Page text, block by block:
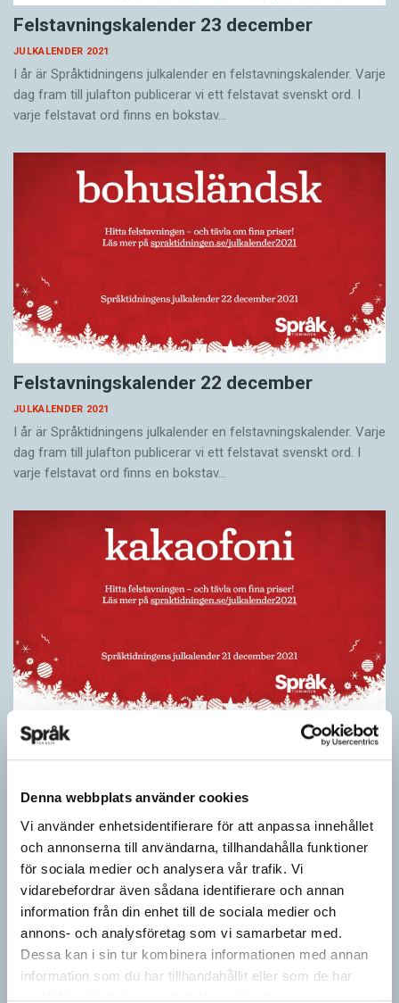
Denna webbplats använder cookies
Vi använder enhetsidentifierare för att anpassa innehållet
och annonserna till användarna, tillhandahålla funktioner
för sociala medier och analysera vår trafik. Vi
vidarebefordrar även sådana identifierare och annan
information från din enhet till de sociala medier och
annons- och analysföretag som vi samarbetar med.
Dessa kan i sin tur kombinera informationen med annan
information som du har tillhandahållit eller som de har
samlat in när du har använt deras tjänster.
Felstavningskalender 23 december
JULKALENDER 2021
I år är Språktidningens julkalender en felstavningskalender. Varje
dag fram till julafton publicerar vi ett felstavat svenskt ord. I
varje felstavat ord finns en bokstav…
Felstavningskalender 22 december
JULKALENDER 2021
I år är Språktidningens julkalender en felstavningskalender. Varje
dag fram till julafton publicerar vi ett felstavat svenskt ord. I
varje felstavat ord finns en bokstav…
Felstavningskalender 21 december
I år är Språktidningens julkalender en felstavningskalender. Varje
dag fram till julafton publicerar vi ett felstavat svenskt ord. I
varje felstavat ord finns en bokstav…